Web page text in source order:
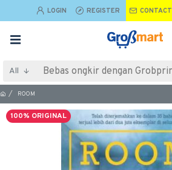
LOGIN REGISTER CONTACT
All
ROOM
100% ORIGINAL